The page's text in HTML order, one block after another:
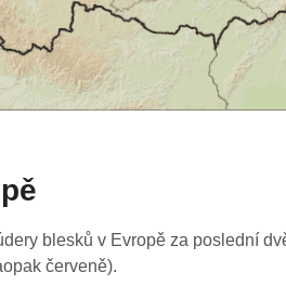
blesků v Evropě za poslední
červeně).